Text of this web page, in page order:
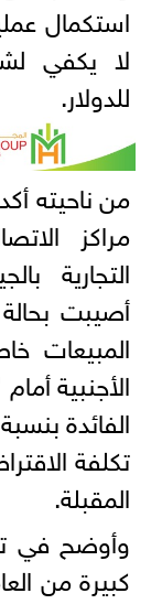
استكمال
لا يكفي
للدولار.
من ناحيته
مراكز
التجارية
أصيبت
المبيعات
الأجنبية
تكلفة
المقبلة.
وأوضح في
كبيرة من